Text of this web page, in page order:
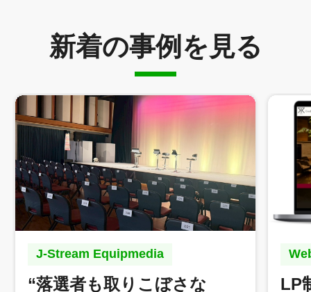
新着の事例を見る
J-Stream Equipmedia
“落選者も取りこぼさな LP